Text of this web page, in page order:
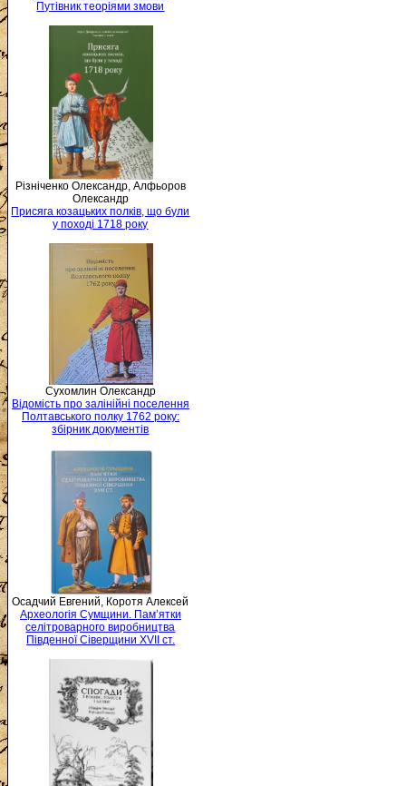
Путівник теоріями змови
Різніченко Олександр, Алфьоров
Олександр
Присяга козацьких полків, що були
у поході 1718 року
Сухомлин Олександр
Відомість про залінійні поселення
Полтавського полку 1762 року:
збірник документів
Осадчий Евгений, Коротя Алексей
Археологія Сумщини. Пам’ятки
селітроварного виробництва
Південної Сіверщини XVII ст.